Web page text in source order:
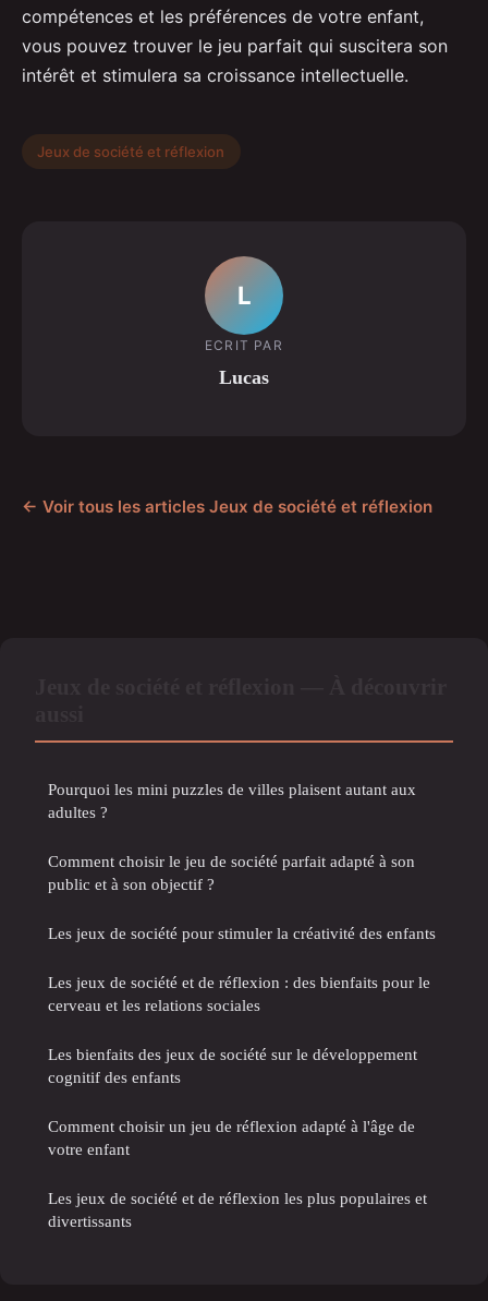
compétences et les préférences de votre enfant,
vous pouvez trouver le jeu parfait qui suscitera son
intérêt et stimulera sa croissance intellectuelle.
Jeux de société et réflexion
L
ECRIT PAR
Lucas
← Voir tous les articles Jeux de société et réflexion
Pourquoi les mini puzzles de villes plaisent autant aux
adultes ?
Comment choisir le jeu de société parfait adapté à son
public et à son objectif ?
Les jeux de société pour stimuler la créativité des enfants
Les jeux de société et de réflexion : des bienfaits pour le
cerveau et les relations sociales
Les bienfaits des jeux de société sur le développement
cognitif des enfants
Comment choisir un jeu de réflexion adapté à l'âge de
votre enfant
Les jeux de société et de réflexion les plus populaires et
divertissants